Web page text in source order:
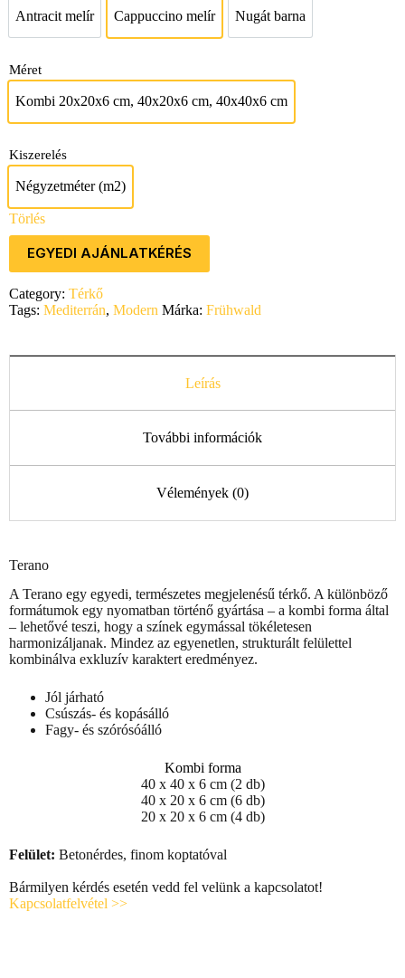
Antracit melírAntracit melírCappuccino melírCappuccino melírNugát barna
Nugát barna
Méret
Kombi 20x20x6 cm, 40x20x6 cm, 40x40x6 cm
Kombi 20x20x6 cm, 40x20x6 cm, 40x40x6
Kiszerelés
Négyzetméter (m2)
Négyzetméter (m2)
Törlés
EGYEDI AJÁNLATKÉRÉS
Category: Térkő
Tags: Mediterrán, Modern Márka: Frühwald
Leírás
További információk
Vélemények (0)
Terano
A Terano egy egyedi, természetes megjelenésű térkő. A különböző
formátumok egy nyomatban történő gyártása – a kombi forma által
– lehetővé teszi, hogy a színek egymással tökéletesen
harmonizáljanak. Mindez az egyenetlen, strukturált felülettel
kombinálva exkluzív karaktert eredményez.
Jól járható
Csúszás- és kopásálló
Fagy- és szórósóálló
Kombi forma
40 x 40 x 6 cm (2 db)
40 x 20 x 6 cm (6 db)
20 x 20 x 6 cm (4 db)
Felület: Betonérdes, finom koptatóval
Bármilyen kérdés esetén vedd fel velünk a kapcsolatot!
Kapcsolatfelvétel >>